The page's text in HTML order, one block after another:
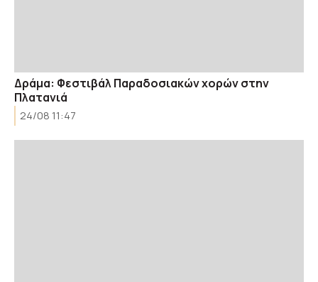
Δράμα: Φεστιβάλ Παραδοσιακών χορών στην
Πλατανιά
24/08 11:47